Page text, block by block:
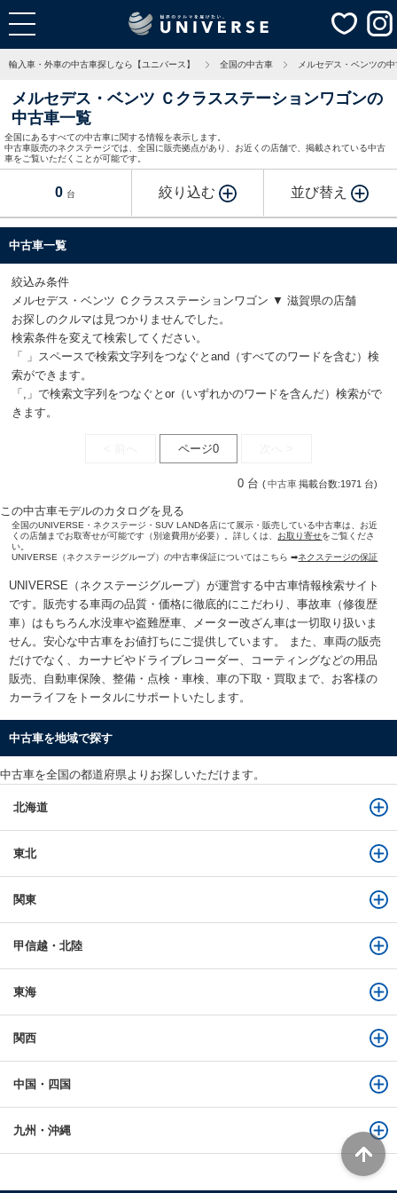
輸入車・外車の中古車探しなら【ユニバース】 全国の中古車 メルセデス・ベンツの
メルセデス・ベンツ Ｃクラスステーションワゴンの
中古車一覧
全国にあるすべての中古車に関する情報を表示します。
中古車販売のネクステージでは、全国に販売拠点があり、お近くの店舗で、掲載されている中古
車をご覧いただくことが可能です。
0 台 絞り込む 並び替え
中古車一覧
絞込み条件
メルセデス・ベンツ Ｃクラスステーションワゴン ▼ 滋賀県の店舗
お探しのクルマは見つかりませんでした。
検索条件を変えて検索してください。
「 」スペースで検索文字列をつなぐとand（すべてのワードを含む）検
索ができます。
「,」で検索文字列をつなぐとor（いずれかのワードを含んだ）検索がで
きます。
ページ0
0 台 (中古車掲載台数:1971 台)
この中古車モデルのカタログを見る
全国のUNIVERSE・ネクステージ・SUV LAND各店にて展示・販売している中古車は、お近
くの店舗までお取寄せが可能です（別途費用が必要）。詳しくは、 お取り寄せをご覧くださ
い。
UNIVERSE（ネクステージグループ）の中古車保証についてはこちら ➡ネクステージの保証
UNIVERSE（ネクステージグループ）が運営する中古車情報検索サイト
です。販売する車両の品質・価格に徹底的にこだわり、事故車（修復歴
車）はもちろん水没車や盗難歴車、メーター改ざん車は一切取り扱いま
せん。安心な中古車をお値打ちにご提供しています。 また、車両の販売
だけでなく、カーナビやドライブレコーダー、コーティングなどの用品
販売、自動車保険、整備・点検・車検、車の下取・買取まで、お客様の
カーライフをトータルにサポートいたします。
中古車を地域で探す
中古車を全国の都道府県よりお探しいただけます。
北海道
東北
関東
甲信越・北陸
東海
関西
中国・四国
九州・沖縄